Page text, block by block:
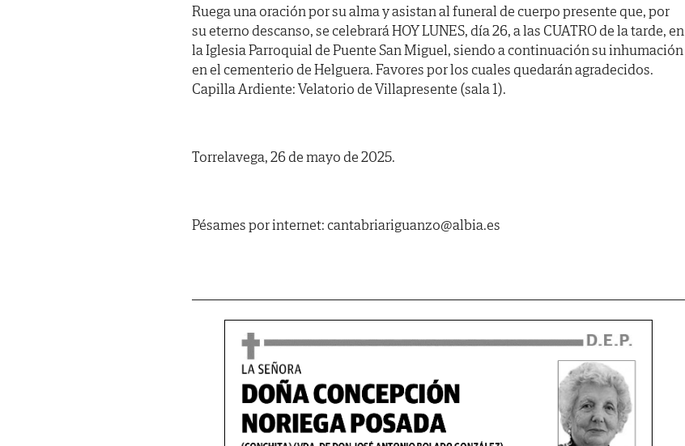
Ruega una oración por su alma y asistan al funeral de cuerpo presente que, por
su eterno descanso, se celebrará HOY LUNES, día 26, a las CUATRO de la tarde, en
la Iglesia Parroquial de Puente San Miguel, siendo a continuación su inhumación
en el cementerio de Helguera. Favores por los cuales quedarán agradecidos.
Capilla Ardiente: Velatorio de Villapresente (sala 1).
Torrelavega, 26 de mayo de 2025.
Pésames por internet: cantabriariguanzo@albia.es